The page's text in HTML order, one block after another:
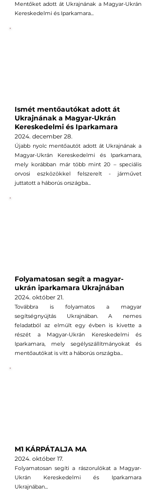
Mentőket adott át Ukrajnának a Magyar-Ukrán
Kereskedelmi és Iparkamara...
Ismét mentőautókat adott át
Ukrajnának a Magyar-Ukrán
Kereskedelmi és Iparkamara
2024. december 28.
Újabb nyolc mentőautót adott át Ukrajnának a
Magyar-Ukrán Kereskedelmi és Iparkamara,
mely korábban már több mint 20 – speciális
orvosi eszközökkel felszerelt - járművet
juttatott a háborús országba...
Folyamatosan segít a magyar-
ukrán iparkamara Ukrajnában
2024. október 21.
Továbbra is folyamatos a magyar
segítségnyújtás Ukrajnában. A nemes
feladatból az elmúlt egy évben is kivette a
részét a Magyar-Ukrán Kereskedelmi és
Iparkamara, mely segélyszállítmányokat és
mentőautókat is vitt a háborús országba...
M1 KÁRPÁTALJA MA
2024. október 17.
Folyamatosan segíti a rászorulókat a Magyar-
Ukrán Kereskedelmi és Iparkamara
Ukrajnában...